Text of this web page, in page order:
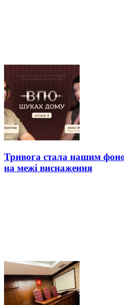
Тривога стала нашим
на межі виснаження